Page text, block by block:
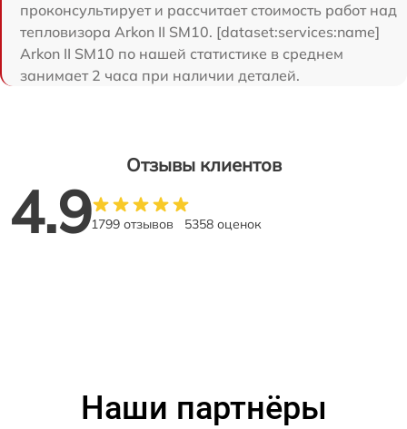
проконсультирует и рассчитает стоимость работ над
тепловизора Arkon II SM10. [dataset:services:name]
Arkon II SM10 по нашей статистике в среднем
занимает 2 часа при наличии деталей.
Отзывы клиентов
4.91799 отзывов 5358 оценок
Наши партнёры